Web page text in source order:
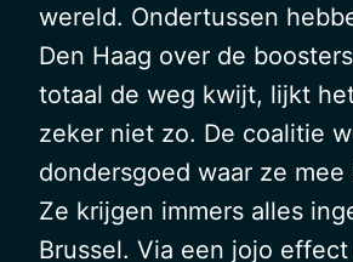
wereld. Ondertussen
Den Haag over de
totaal de weg kwijt, lijkt
zeker niet zo. De coalitie
dondersgoed waar ze mee
Ze krijgen immers alles
Brussel. Via een jojo